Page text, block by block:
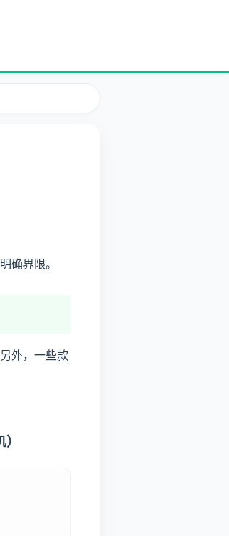
确界限。
外，一些款